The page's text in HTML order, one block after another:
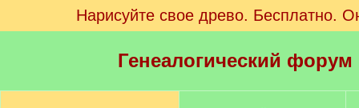
Нарисуйте свое древо. Бесплатно.
Генеалогический